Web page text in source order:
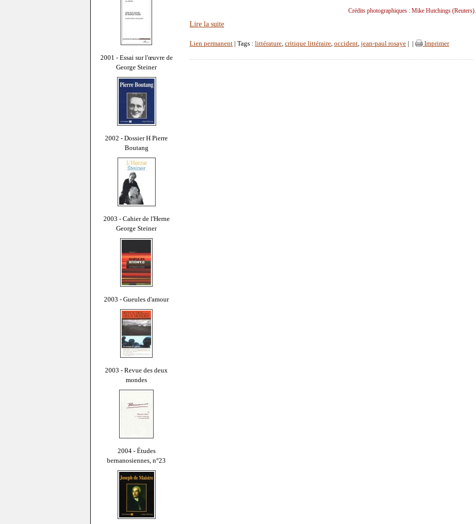
2001 - Essai sur l'œuvre de
George Steiner
2002 - Dossier H Pierre
Boutang
2003 - Cahier de l'Herne
George Steiner
2003 - Gueules d'amour
2003 - Revue des deux
mondes
2004 - Études
bernanosiennes, n°23
Crédits photographiques : Mike Hutchings (Reuters).
Lire la suite
Lien permanent | Tags : littérature, critique littéraire, occident, jean-paul rosaye Imprimer